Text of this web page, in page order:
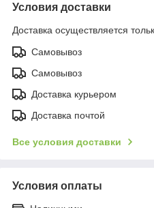
Условия доставки
Доставка осуществляется
Самовывоз
Самовывоз
Доставка курьером
Доставка почтой
Все условия доставки
Условия оплаты